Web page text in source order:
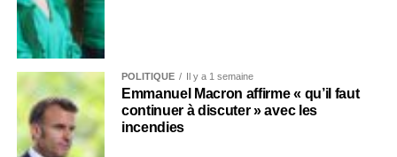
POLITIQUE Il y a 1 semaine
Emmanuel Macron affirme « qu’il faut
continuer à discuter » avec les
incendies